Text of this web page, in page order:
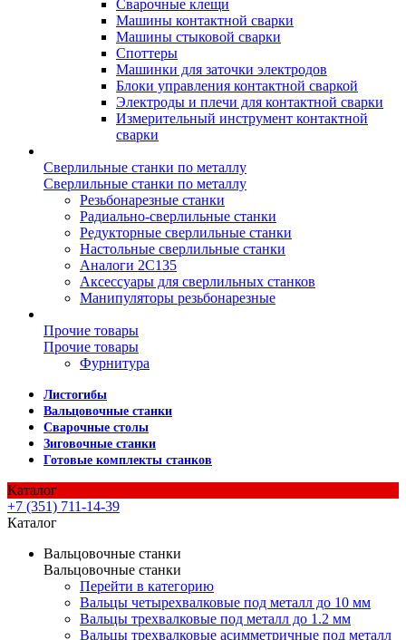
Сварочные клещи
Машины контактной сварки
Машины стыковой сварки
Споттеры
Машинки для заточки электродов
Блоки управления контактной сваркой
Электроды и плечи для контактной сварки
Измерительный инструмент контактной
сварки
Сверлильные станки по металлу
Сверлильные станки по металлу
Резьбонарезные станки
Радиально-сверлильные станки
Редукторные сверлильные станки
Настольные сверлильные станки
Аналоги 2С135
Аксессуары для сверлильных станков
Манипуляторы резьбонарезные
Прочие товары
Прочие товары
Фурнитура
Листогибы
Вальцовочные станки
Сварочные столы
Зиговочные станки
Готовые комплекты станков
Каталог
+7 (351) 711-14-39
Каталог
Вальцовочные станки
Вальцовочные станки
Перейти в категорию
Вальцы четырехвалковые под металл до 10 мм
Вальцы трехвалковые под металл до 1.2 мм
Вальцы трехвалковые асимметричные под металл